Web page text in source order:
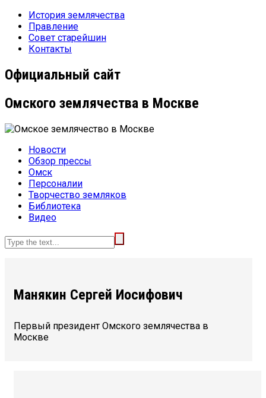
История землячества
Правление
Совет старейшин
Контакты
Официальный сайт
Омского землячества в Москве
Новости
Обзор прессы
Омск
Персоналии
Творчество земляков
Библиотека
Видео
Манякин Сергей Иосифович
Первый президент Омского землячества в
Москве